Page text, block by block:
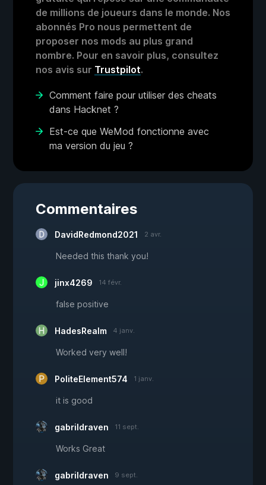
de millions de joueurs dans le monde. Nos
abonnés Pro nous permettent de
proposer nos mods au plus grand
nombre. Pour en savoir plus, consultez
nos avis sur Trustpilot.
Comment faire pour utiliser des cheats
dans Hacknet ?
Est-ce que WeMod fonctionne avec
ma version du jeu ?
Commentaires
DavidRedmond2021 2 avr.
Needed this thank you!
jinx4269 14 févr.
false positive
HadesRealm 4 janv.
Worked very well!
PoliteElement574 1 janv.
it is good
gabrildraven 11 sept.
Works Great
gabrildraven 9 sept.